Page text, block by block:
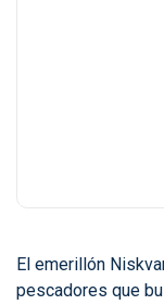
El emerillón
pescadores que